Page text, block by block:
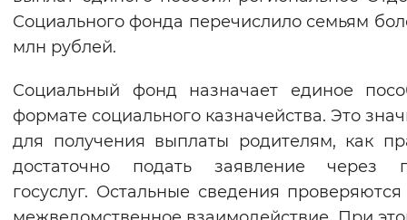
Изображения
Звуковой ассистент
Воспроизвести Остановить
Вернуть стандартные настройки
Социального фонда перечислило семьям
млн рублей.
Социальный фонд назначает единое
формате социального казначейства. Это
для получения выплаты родителям, как
достаточно подать заявление через
госуслуг. Остальные сведения